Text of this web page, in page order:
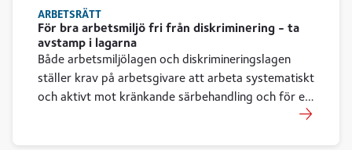
ARBETSRÄTT
För bra arbetsmiljö fri från diskriminering - ta
avstamp i lagarna
Både arbetsmiljölagen och diskrimineringslagen
ställer krav på arbetsgivare att arbeta systematiskt
och aktivt mot kränkande särbehandling och för en